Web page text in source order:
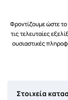
Φροντίζουμε ώστε το
τις τελευταίες
ουσιαστικές
Στοιχεία